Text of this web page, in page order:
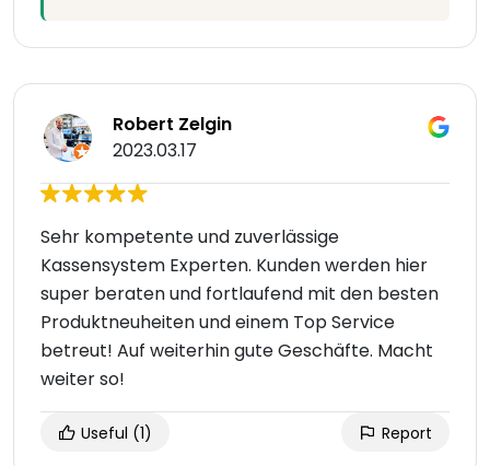
Robert Zelgin
2023.03.17
Sehr kompetente und zuverlässige
Kassensystem Experten. Kunden werden hier
super beraten und fortlaufend mit den besten
Produktneuheiten und einem Top Service
betreut! Auf weiterhin gute Geschäfte. Macht
weiter so!
Useful (1) Report